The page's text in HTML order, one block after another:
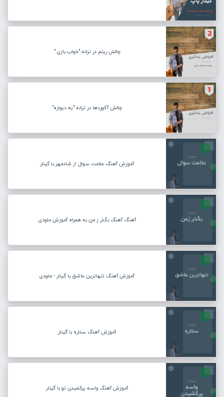
چالش ریتم در ترانه "خواب بازی "
چالش آکوردها در ترانه "یه دیواره"
آموزش آهنگ علامت سوال از شادمهر با گیتار
آهنگ آهنگ بگذر ز من به همراه آموزش ملودی
آموزش آهنگ تنهاترین عاشق با گیتار - ملودی
آموزش آهنگ ستاره با گیتار
آموزش آهنگ واسه پرکشیدن تو با گیتار